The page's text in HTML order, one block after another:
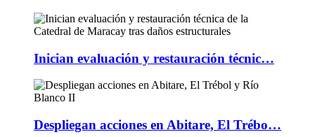
Inician evaluación y restauración técnic…
Despliegan acciones en Abitare, El Trébo…